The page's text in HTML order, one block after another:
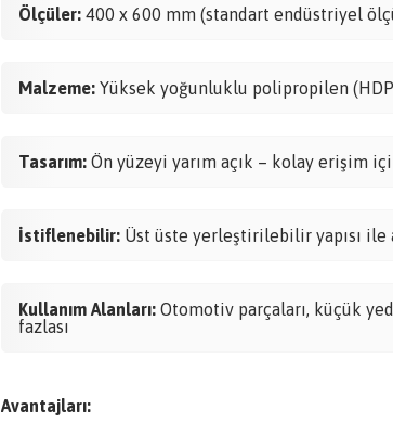
Ölçüler: 400 x 600 mm (standart endüstriyel
Malzeme: Yüksek yoğunluklu polipropilen
Tasarım: Ön yüzeyi yarım açık – kolay erişim
İstiflenebilir: Üst üste yerleştirilebilir yapısı ile
Kullanım Alanları: Otomotiv parçaları, küçük
fazlası
Avantajları: